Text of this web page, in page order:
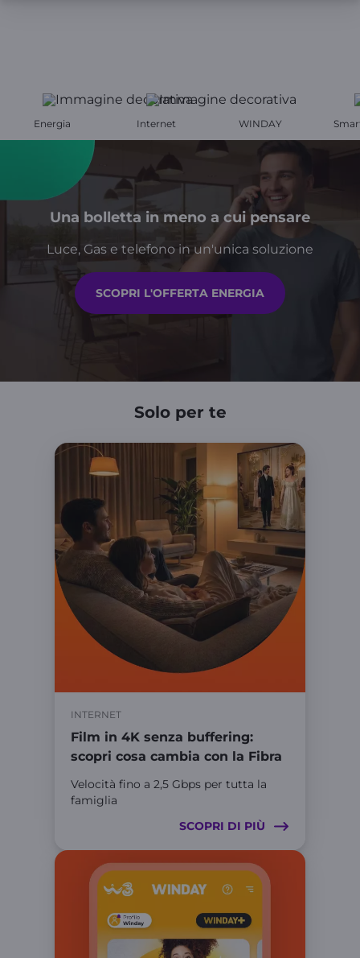
Energia Internet WINDAY
Una bolletta in meno a cui pensare
Luce, Gas e telefono in un'unica soluzione
SCOPRI L'OFFERTA ENERGIA
Solo per te
INTERNET
Film in 4K senza buffering:
scopri cosa cambia con la Fibra
Velocità fino a 2,5 Gbps per tutta la
famiglia
SCOPRI DI PIÙ